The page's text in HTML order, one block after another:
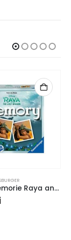
Joc de memorie Raya and The Last Dragon